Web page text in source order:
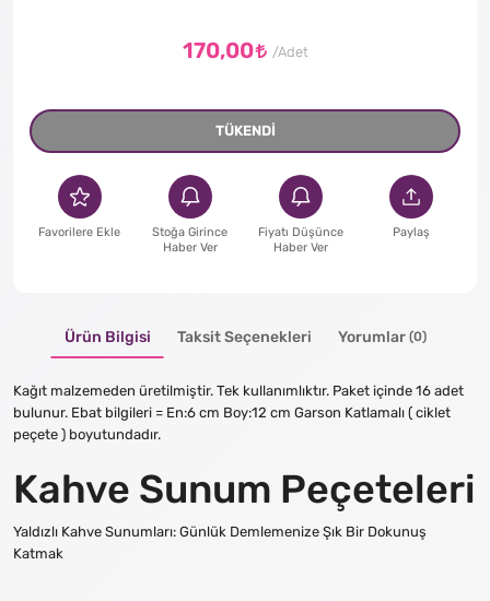
170,00
TÜKENDİ
Favorilere Ekle
Stoğa Girince
Haber Ver
Fiyatı Düşünce
Haber Ver
Paylaş
Ürün Bilgisi Taksit Seçenekleri Yorumlar (0)
Kağıt malzemeden üretilmiştir. Tek kullanımlıktır. Paket içinde 16 adet
bulunur. Ebat bilgileri = En:6 cm Boy:12 cm Garson Katlamalı ( ciklet
peçete ) boyutundadır.
Kahve Sunum Peçeteleri
Yaldızlı Kahve Sunumları: Günlük Demlemenize Şık Bir Dokunuş
Katmak